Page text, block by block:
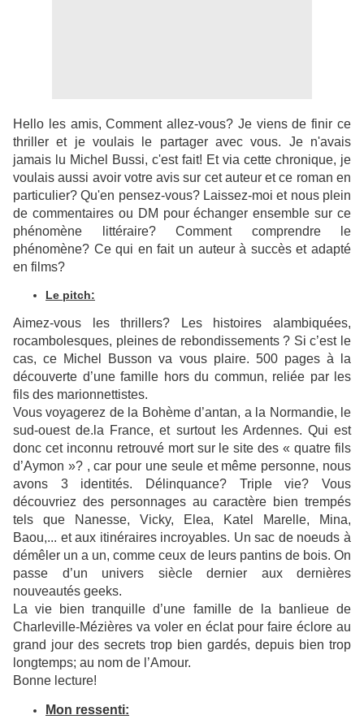
Hello les amis, Comment allez-vous? Je viens de finir ce
thriller et je voulais le partager avec vous. Je n'avais
jamais lu Michel Bussi, c'est fait! Et via cette chronique, je
voulais aussi avoir votre avis sur cet auteur et ce roman en
particulier? Qu'en pensez-vous? Laissez-moi et nous plein
de commentaires ou DM pour échanger ensemble sur ce
phénomène littéraire? Comment comprendre le
phénomène? Ce qui en fait un auteur à succès et adapté
en films?
Le pitch:
Aimez-vous les thrillers? Les histoires alambiquées,
rocambolesques, pleines de rebondissements ? Si c’est le
cas, ce Michel Busson va vous plaire. 500 pages à la
découverte d’une famille hors du commun, reliée par les
fils des marionnettistes.
Vous voyagerez de la Bohème d’antan, a la Normandie, le
sud-ouest de.la France, et surtout les Ardennes. Qui est
donc cet inconnu retrouvé mort sur le site des « quatre fils
d’Aymon »? , car pour une seule et même personne, nous
avons 3 identités. Délinquance? Triple vie? Vous
découvriez des personnages au caractère bien trempés
tels que Nanesse, Vicky, Elea, Katel Marelle, Mina,
Baou,... et aux itinéraires incroyables. Un sac de noeuds à
démêler un a un, comme ceux de leurs pantins de bois. On
passe d’un univers siècle dernier aux dernières
nouveautés geeks.
La vie bien tranquille d’une famille de la banlieue de
Charleville-Mézières va voler en éclat pour faire éclore au
grand jour des secrets trop bien gardés, depuis bien trop
longtemps; au nom de l’Amour.
Bonne lecture!
Mon ressenti: